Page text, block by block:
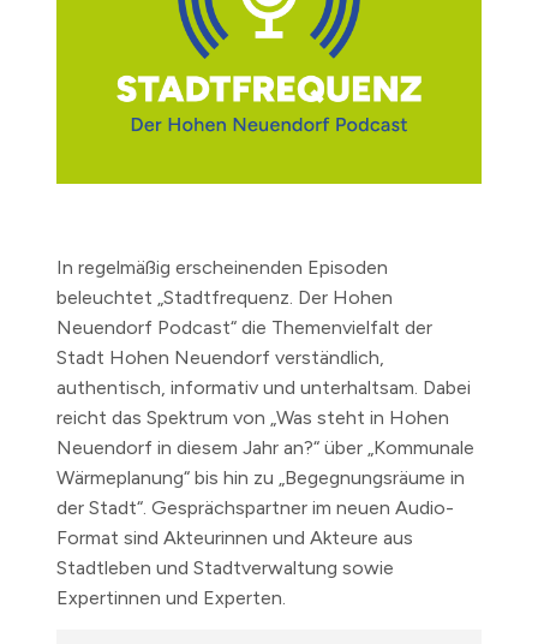
In regelmäßig erscheinenden Episoden
beleuchtet „Stadtfrequenz. Der Hohen
Neuendorf Podcast“ die Themenvielfalt der
Stadt Hohen Neuendorf verständlich,
authentisch, informativ und unterhaltsam. Dabei
reicht das Spektrum von „Was steht in Hohen
Neuendorf in diesem Jahr an?“ über „Kommunale
Wärmeplanung“ bis hin zu „Begegnungsräume in
der Stadt“. Gesprächspartner im neuen Audio-
Format sind Akteurinnen und Akteure aus
Stadtleben und Stadtverwaltung sowie
Expertinnen und Experten.